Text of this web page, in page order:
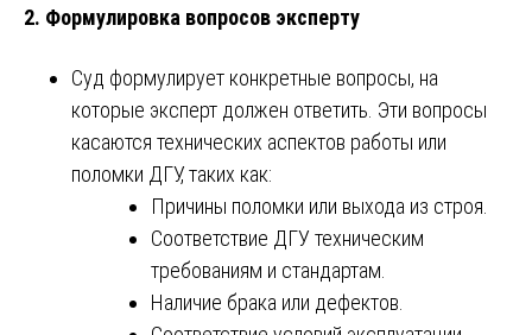
2. Формулировка вопросов эксперту
Суд формулирует конкретные вопросы, на
которые эксперт должен ответить. Эти вопросы
касаются технических аспектов работы или
поломки ДГУ, таких как:
Причины поломки или выхода из строя.
Соответствие ДГУ техническим
требованиям и стандартам.
Наличие брака или дефектов.